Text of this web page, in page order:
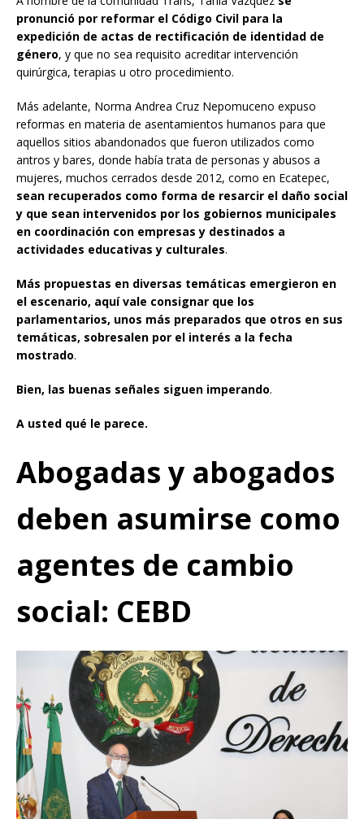
pronunció por reformar el Código Civil para la
expedición de actas de rectificación de identidad de
género, y que no sea requisito acreditar intervención
quirúrgica, terapias u otro procedimiento.
Más adelante, Norma Andrea Cruz Nepomuceno expuso
reformas en materia de asentamientos humanos para que
aquellos sitios abandonados que fueron utilizados como
antros y bares, donde había trata de personas y abusos a
mujeres, muchos cerrados desde 2012, como en Ecatepec,
sean recuperados como forma de resarcir el daño social
y que sean intervenidos por los gobiernos municipales
en coordinación con empresas y destinados a
actividades educativas y culturales.
Más propuestas en diversas temáticas emergieron en
el escenario, aquí vale consignar que los
parlamentarios, unos más preparados que otros en sus
temáticas, sobresalen por el interés a la fecha
mostrado.
Bien, las buenas señales siguen imperando.
A usted qué le parece.
Abogadas y abogados
deben asumirse como
agentes de cambio
social: CEBD